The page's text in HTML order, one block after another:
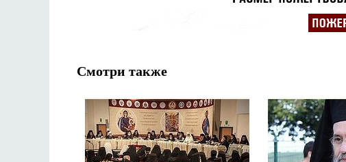
Смотри также